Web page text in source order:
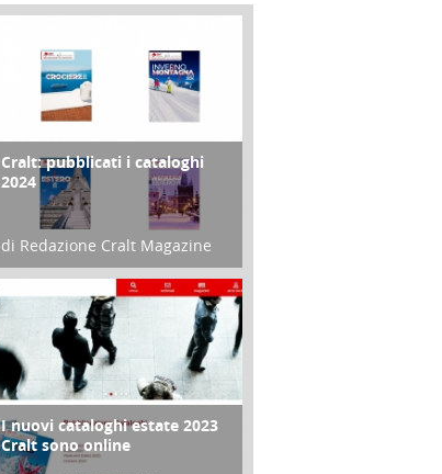
COPERTINA
Cralt: pubblicati i cataloghi
2024
di Redazione Cralt Magazine
21 Novembre 2023
CONTRO COPERTINA
I nuovi cataloghi estate 2023
Cralt sono online